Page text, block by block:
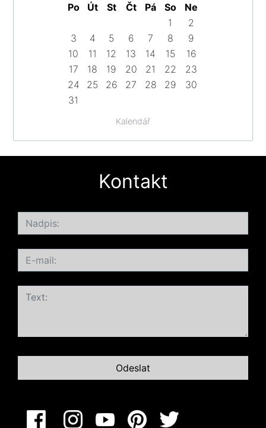
Kalendář
Po
Út St Čt Pá So
Ne
1
2
3
4 5 6 7 8
9
10
11 12 13 14 15
16
17
18 19 20 21 22
23
24
25 26 27 28 29
30
31
Kontakt